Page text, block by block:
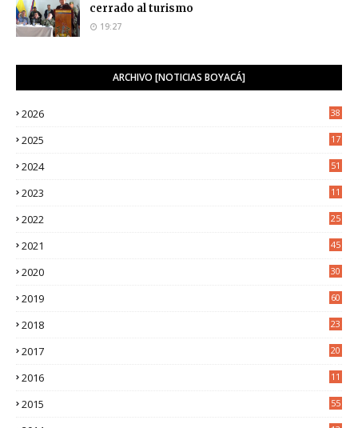
cerrado al turismo
19:27
ARCHIVO [NOTICIAS BOYACÁ]
2026 38
2025
17
2024 51
2023
11
2022
25
2021
45
2020
30
2019 60
2018
23
2017
20
2016
11
2015 55